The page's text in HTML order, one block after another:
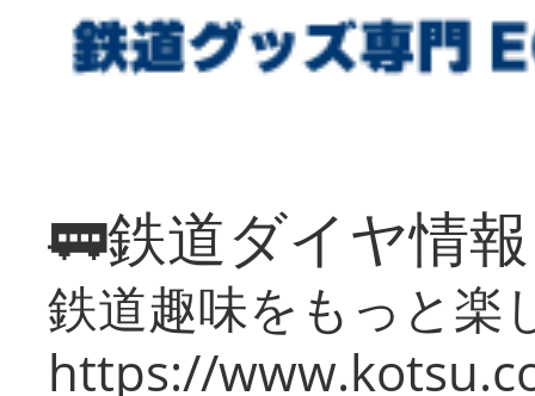
🚃鉄道ダイヤ情
鉄道趣味をもっと楽
https://